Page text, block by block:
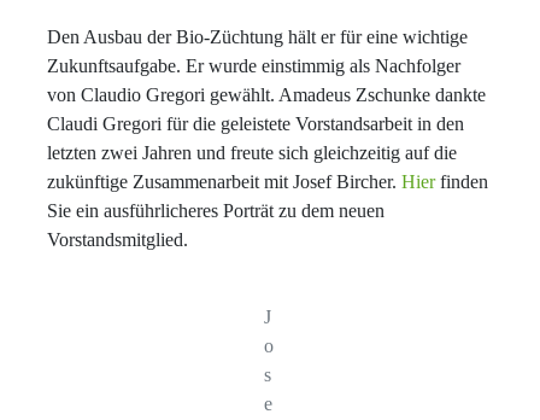
Den Ausbau der Bio-Züchtung hält er für eine wichtige
Zukunftsaufgabe. Er wurde einstimmig als Nachfolger
von Claudio Gregori gewählt. Amadeus Zschunke dankte
Claudi Gregori für die geleistete Vorstandsarbeit in den
letzten zwei Jahren und freute sich gleichzeitig auf die
zukünftige Zusammenarbeit mit Josef Bircher. Hierfinden
Sie ein ausführlicheres Porträt zu dem neuen
Vorstandsmitglied.
J
o
s
e